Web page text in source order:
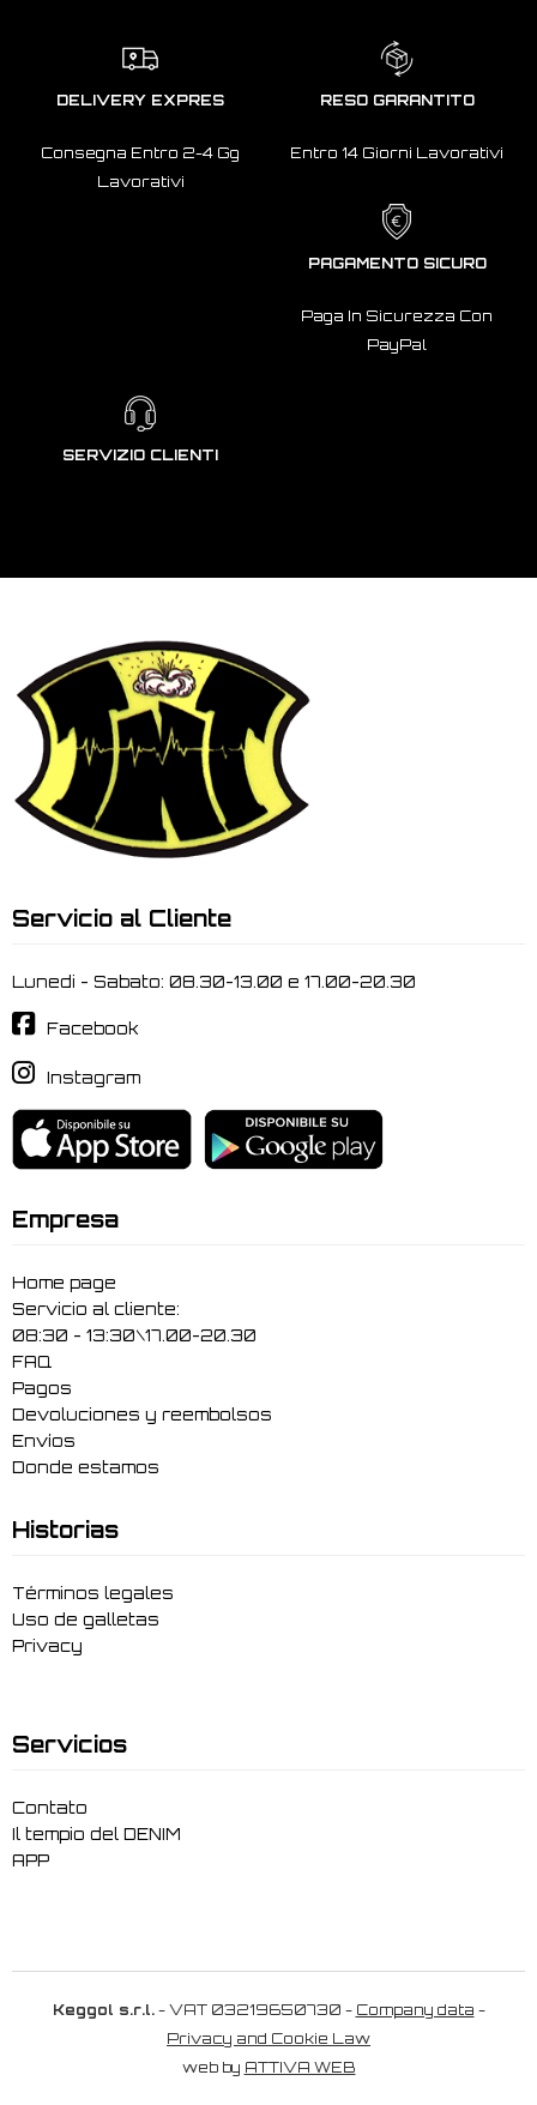
DELIVERY EXPRES
Consegna Entro 2-4 Gg
Lavorativi
RESO GARANTITO
Entro 14 Giorni Lavorativi
PAGAMENTO SICURO
Paga In Sicurezza Con
PayPal
SERVIZIO CLIENTI
Servicio al Cliente
Lunedi - Sabato: 08.30-13.00 e 17.00-20.30
Facebook
Instagram
Empresa
Home page
Servicio al cliente:
08:30 - 13:30\17.00-20.30
FAQ
Pagos
Devoluciones y reembolsos
Envíos
Donde estamos
Historias
Términos legales
Uso de galletas
Privacy
Servicios
Contato
Il tempio del DENIM
APP
Keggol s.r.l.- VAT 03219650730 - Company data -
Privacy and Cookie Law
web by ATTIVA WEB